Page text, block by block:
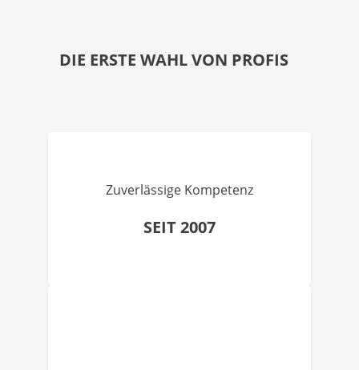
DIE ERSTE WAHL VON PROFIS
Zuverlässige Kompetenz
SEIT 2007